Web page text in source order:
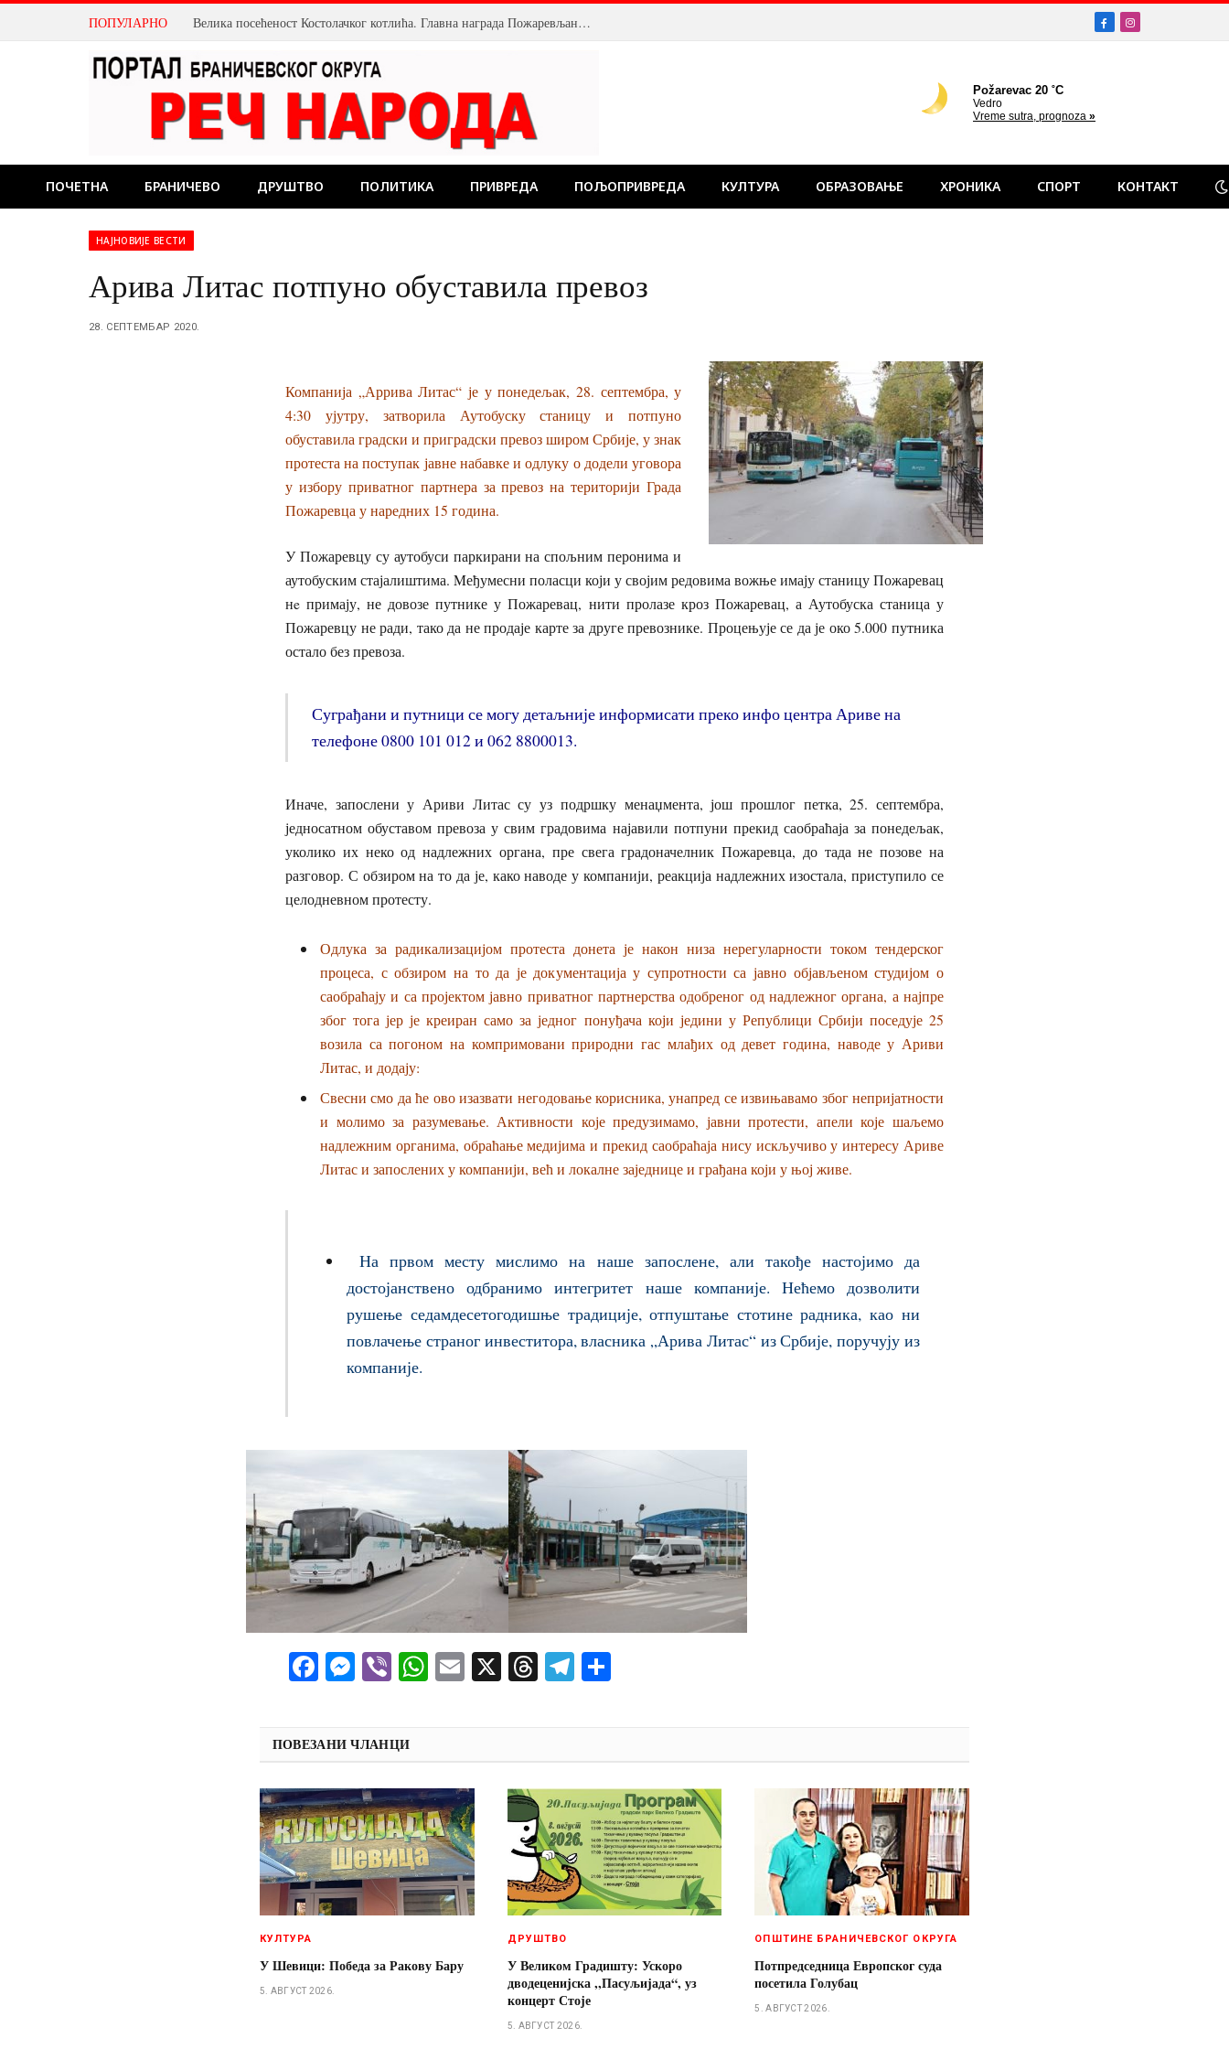
ПОПУЛАРНО Велика посећеност Костолачког котлића. Главна награда Пожаревљанину FacebookInstagram
ПОЧЕТНА БРАНИЧЕВО ДРУШТВО ПОЛИТИКА ПРИВРЕДА ПОЉОПРИВРЕДА КУЛТУРА ОБРАЗОВАЊЕ ХРОНИКА СПОРТ КОНТАКТ
НАЈНОВИЈЕ ВЕСТИ
Арива Литас потпуно обуставила превоз
28. СЕПТЕМБАР 2020.
Компанија „Аррива Литас“ је у понедељак, 28. септембра, у
4:30 ујутру, затворила Аутобуску станицу и потпуно
обуставила градски и приградски превоз широм Србије, у знак
протеста на поступак јавне набавке и одлуку о додели уговора
у избору приватног партнера за превоз на територији Града
Пожаревца у наредних 15 година.
У Пожаревцу су аутобуси паркирани на спољним перонима и
аутобуским стајалиштима. Mеђумесни поласци који у својим редовима вожње имају станицу Пожаревац
нe примају, не довозе путнике у Пожаревац, нити пролазе кроз Пожаревац, а Аутобуска станица у
Пожаревцу не ради, тако да не продаје карте за друге превознике. Процењује се да је око 5.000 путника
остало без превоза.
Суграђани и путници се могу детаљније информисати преко инфо центра Ариве на
телефоне 0800 101 012 и 062 8800013.
Иначе, запослени у Ариви Литас су уз подршку менаџмента, још прошлог петка, 25. септембра,
једносатном обуставом превоза у свим градовима најавили потпуни прекид саобраћаја за понедељак,
уколико их неко од надлежних органа, пре свега градоначелник Пожаревца, до тада не позове на
разговор. С обзиром на то да је, како наводе у компанији, реакција надлежних изостала, приступило се
целодневном протесту.
Одлука за радикализацијом протеста донета је након низа нерегуларности током тендерског
процеса, с обзиром на то да је документација у супротности са јавно објављеном студијом о
саобраћају и са пројектом јавно приватног партнерства одобреног од надлежног органа, а најпре
због тога јер је креиран само за једног понуђача који једини у Републици Србији поседује 25
возила са погоном на компримовани природни гас млађих од девет година, наводе у Ариви
Литас, и додају:
Свесни смо да ће ово изазвати негодовање корисника, унапред се извињавамо због непријатности
и молимо за разумевање. Активности које предузимамо, јавни протести, апели које шаљемо
надлежним органима, обраћање медијима и прекид саобраћаја нису искључиво у интересу Ариве
Литас и запослених у компанији, већ и локалне заједнице и грађана који у њој живе.
На првом месту мислимо на наше запослене, али такође настојимо да
достојанствено одбранимо интегритет наше компаније. Нећемо дозволити
рушење седамдесетогодишње традиције, отпуштање стотине радника, као ни
повлачење страног инвеститора, власника „Арива Литас“ из Србије, поручују из
компаније.
Facebook
Messenger
ViberWhatsApp
Email
X ThreadsTelegram
ПОВЕЗАНИ ЧЛАНЦИ
КУЛТУРА
У Шевици: Победа за Ракову Бару
5. АВГУСТ 2026.
ДРУШТВО
У Великом Градишту: Ускоро
дводеценијска ,,Пасуљијада“, уз
концерт Стоје
5. АВГУСТ 2026.
ОПШТИНЕ БРАНИЧЕВСКОГ ОКРУГА
Потпредседница Европског суда
посетила Голубац
5. АВГУСТ 2026.